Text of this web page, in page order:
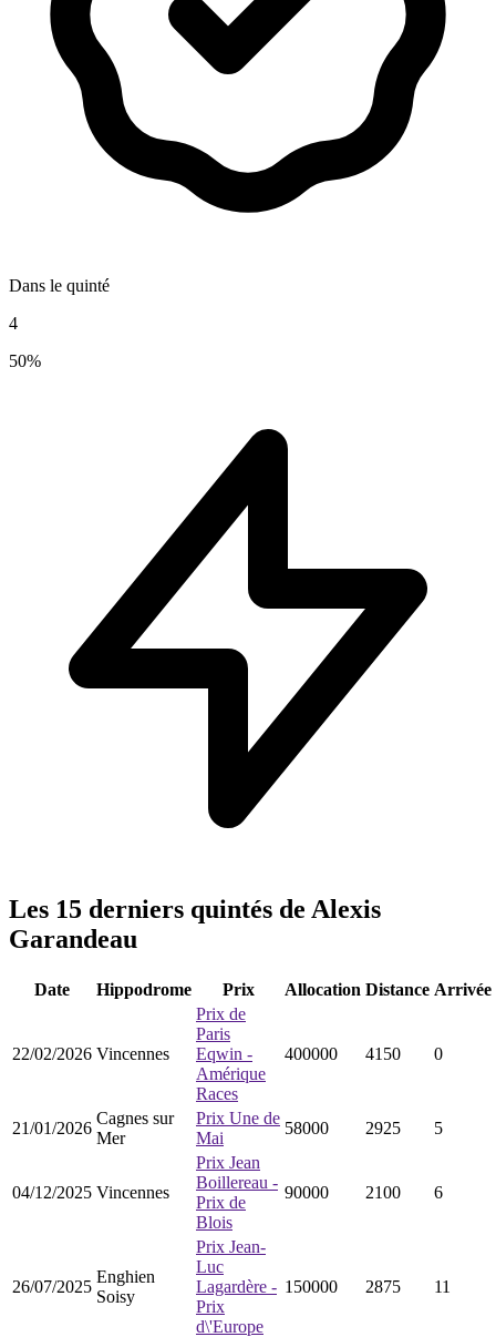
Dans le quinté
4
50%
Les 15 derniers quintés de Alexis
Garandeau
Date Hippodrome Prix Allocation Distance Arrivée
22/02/2026 Vincennes
Prix de
Paris
Eqwin -
Amérique
Races
400000 4150 0
21/01/2026
Cagnes sur
Mer
Prix Une de
Mai
58000 2925 5
04/12/2025 Vincennes
Prix Jean
Boillereau -
Prix de
Blois
90000 2100 6
26/07/2025
Enghien
Soisy
Prix Jean-
Luc
Lagardère -
Prix
d\'Europe
150000 2875 11